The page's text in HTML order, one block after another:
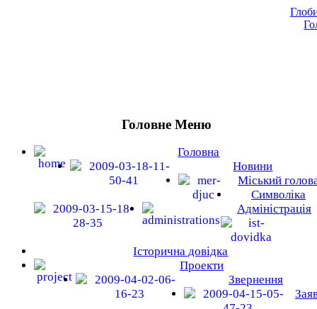
Головне Меню
Головна
Новини
Міський
Символіка
Адміністрація
Історична довідка
Проекти
Звернення